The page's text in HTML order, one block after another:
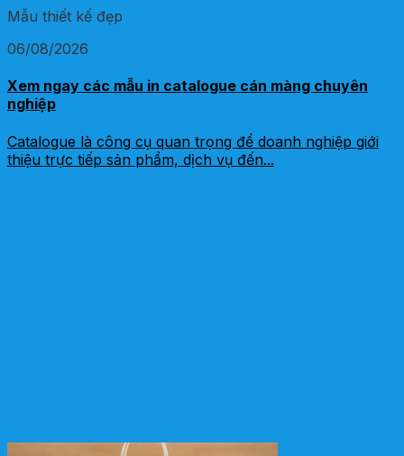
Mẫu thiết kế đẹp
06/08/2026
Xem ngay các mẫu in catalogue cán màng chuyên
nghiệp
Catalogue là công cụ quan trọng để doanh nghiệp giới
thiệu trực tiếp sản phẩm, dịch vụ đến...